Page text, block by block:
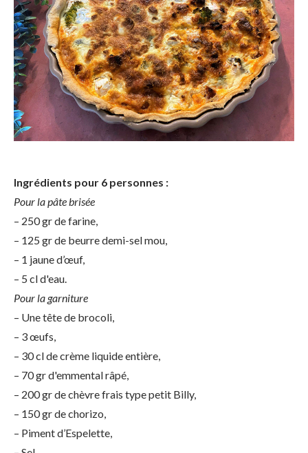
Ingrédients pour 6 personnes :
Pour la pâte brisée
– 250 gr de farine,
– 125 gr de beurre demi-sel mou,
– 1 jaune d’œuf,
– 5 cl d'eau.
Pour la garniture
– Une tête de brocoli,
– 3 œufs,
– 30 cl de crème liquide entière,
– 70 gr d'emmental râpé,
– 200 gr de chèvre frais type petit Billy,
– 150 gr de chorizo,
– Piment d’Espelette,